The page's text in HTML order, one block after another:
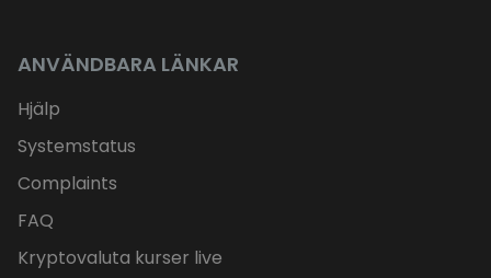
ANVÄNDBARA LÄNKAR
Hjälp
Systemstatus
Complaints
FAQ
Kryptovaluta kurser live